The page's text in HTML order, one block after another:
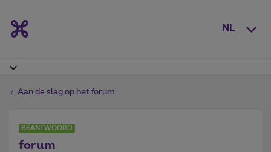
NL
Aan de slag op het forum
BEANTWOORD
forum